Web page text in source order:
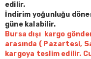
edilir.
İndirim yoğunluğu
güne kalabilir.
Bursa dışı kargo
arasında ( Pazartesi,
kargoya teslim edilir.